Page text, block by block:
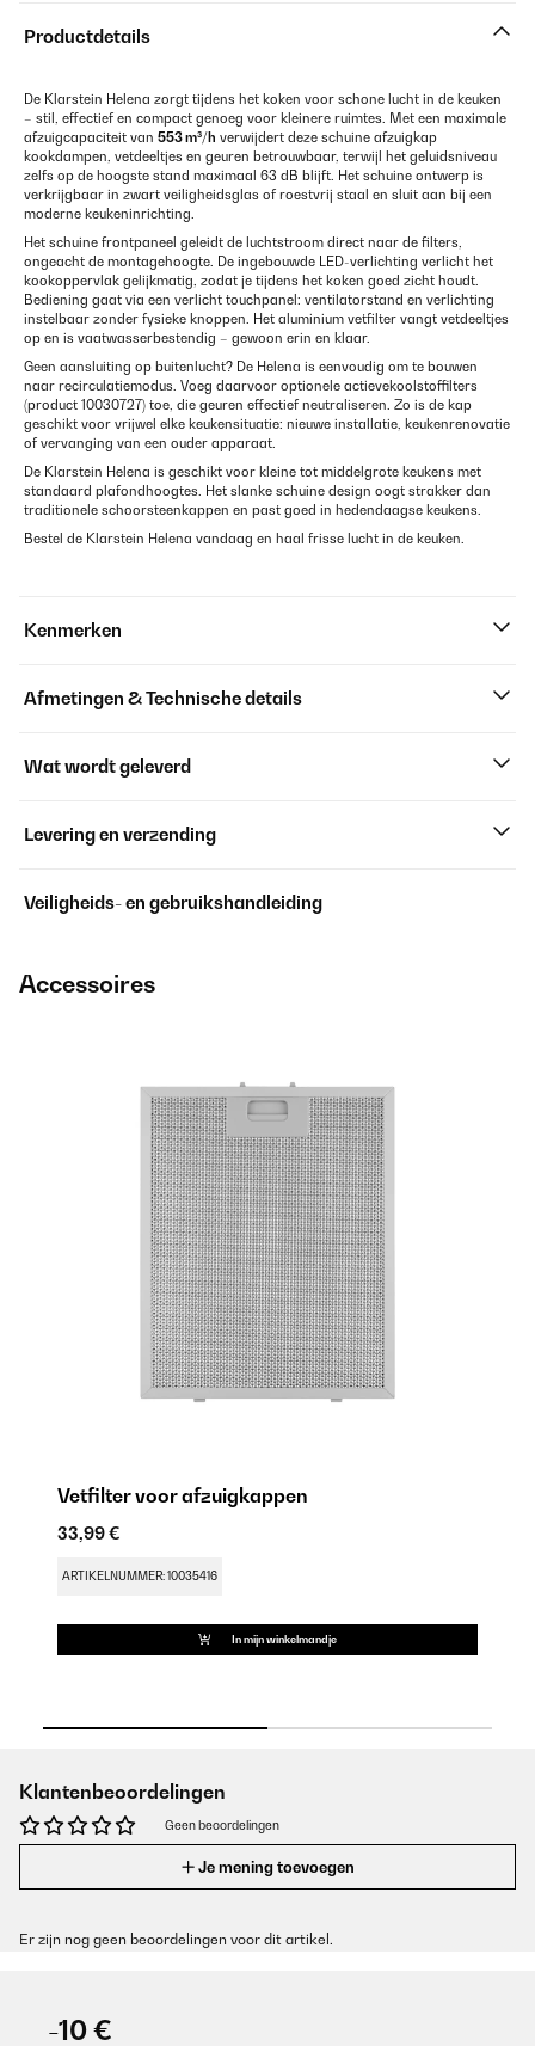
Productdetails
De Klarstein Helena zorgt tijdens het koken voor schone lucht in de keuken
– stil, effectief en compact genoeg voor kleinere ruimtes. Met een maximale
afzuigcapaciteit van 553 m³/h verwijdert deze schuine afzuigkap
kookdampen, vetdeeltjes en geuren betrouwbaar, terwijl het geluidsniveau
zelfs op de hoogste stand maximaal 63 dB blijft. Het schuine ontwerp is
verkrijgbaar in zwart veiligheidsglas of roestvrij staal en sluit aan bij een
moderne keukeninrichting.
Het schuine frontpaneel geleidt de luchtstroom direct naar de filters,
ongeacht de montagehoogte. De ingebouwde LED-verlichting verlicht het
kookoppervlak gelijkmatig, zodat je tijdens het koken goed zicht houdt.
Bediening gaat via een verlicht touchpanel: ventilatorstand en verlichting
instelbaar zonder fysieke knoppen. Het aluminium vetfilter vangt vetdeeltjes
op en is vaatwasserbestendig – gewoon erin en klaar.
Geen aansluiting op buitenlucht? De Helena is eenvoudig om te bouwen
naar recirculatiemodus. Voeg daarvoor optionele actievekoolstoffilters
(product 10030727) toe, die geuren effectief neutraliseren. Zo is de kap
geschikt voor vrijwel elke keukensituatie: nieuwe installatie, keukenrenovatie
of vervanging van een ouder apparaat.
De Klarstein Helena is geschikt voor kleine tot middelgrote keukens met
standaard plafondhoogtes. Het slanke schuine design oogt strakker dan
traditionele schoorsteenkappen en past goed in hedendaagse keukens.
Bestel de Klarstein Helena vandaag en haal frisse lucht in de keuken.
Kenmerken
Afmetingen & Technische details
Wat wordt geleverd
Levering en verzending
Veiligheids- en gebruikshandleiding
Accessoires
Vetfilter voor afzuigkappen
33,99 €
ARTIKELNUMMER: 10035416
In mijn winkelmandje
Klantenbeoordelingen
Geen beoordelingen
Je mening toevoegen
Er zijn nog geen beoordelingen voor dit artikel.
-10 €